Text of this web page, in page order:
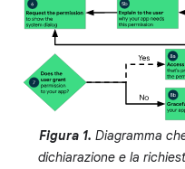
Figura 1. Diagramma
dichiarazione e la